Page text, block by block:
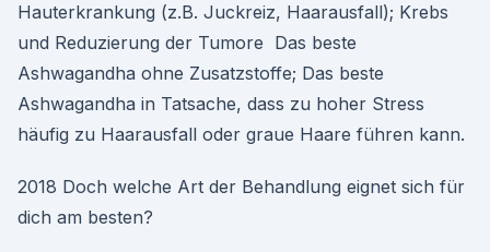
Hauterkrankung (z.B. Juckreiz, Haarausfall); Krebs
und Reduzierung der Tumore Das beste
Ashwagandha ohne Zusatzstoffe; Das beste
Ashwagandha in Tatsache, dass zu hoher Stress
häufig zu Haarausfall oder graue Haare führen kann.
2018 Doch welche Art der Behandlung eignet sich für
dich am besten?